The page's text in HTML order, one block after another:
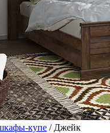
купе / Джейк